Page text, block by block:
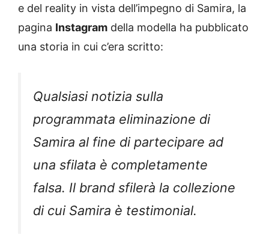
e del reality in vista dell’impegno di Samira, la
pagina Instagram della modella ha pubblicato
una storia in cui c’era scritto:
Qualsiasi notizia sulla
programmata eliminazione di
Samira al fine di partecipare ad
una sfilata è completamente
falsa. Il brand sfilerà la collezione
di cui Samira è testimonial.